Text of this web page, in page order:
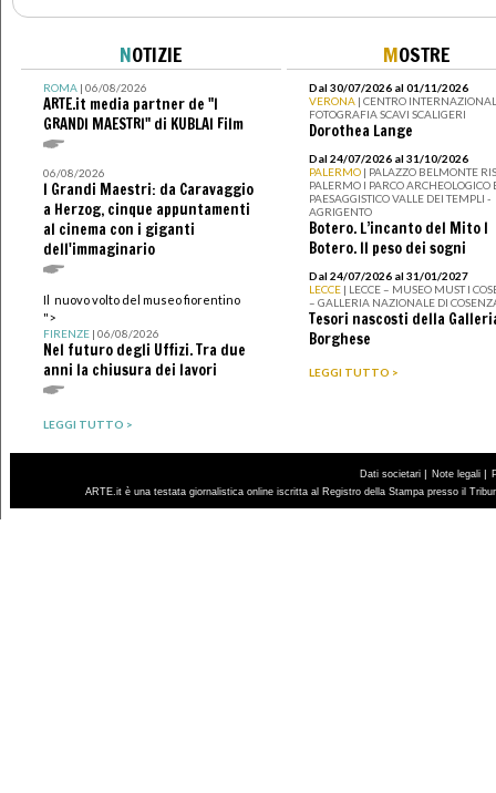
NOTIZIE
ROMA| 06/08/2026
ARTE.it media partner de "I
GRANDI MAESTRI" di KUBLAI Film
06/08/2026
I Grandi Maestri: da Caravaggio
a Herzog, cinque appuntamenti
al cinema con i giganti
dell'immaginario
Il nuovo volto del museo fiorentino
">
FIRENZE| 06/08/2026
Nel futuro degli Uffizi. Tra due
anni la chiusura dei lavori
LEGGI TUTTO >
MOSTRE
Dal 30/07/2026 al 01/11/2026
VERONA | CENTRO
FOTOGRAFIA SCAVI SCALIGERI
Dorothea Lange
Dal 24/07/2026 al 31/10/2026
PALERMO | PALAZZO BELMONTE
PALERMO I PARCO ARCHEOLOGICO
PAESAGGISTICO VALLE DEI TEMPLI -
AGRIGENTO
Botero. L’incanto del Mito I
Botero. Il peso dei sogni
Dal 24/07/2026 al 31/01/2027
LECCE | LECCE – MUSEO MUST I
– GALLERIA NAZIONALE DI
Tesori nascosti della
Borghese
LEGGI TUTTO >
Dati societari | Note legali |
ARTE.it è una testata giornalistica online iscritta al Registro della Stampa presso il